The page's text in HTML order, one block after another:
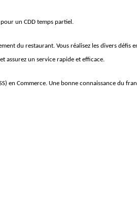
un CDD temps partiel.
du restaurant. Vous réalisez les divers défis
assurez un service rapide et efficace.
en Commerce. Une bonne connaissance du